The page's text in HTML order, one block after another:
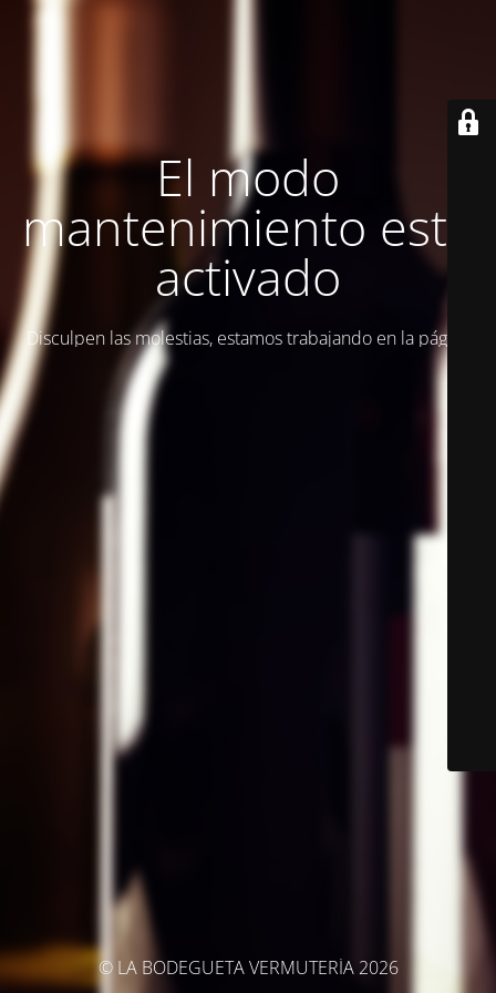
El modo
mantenimiento está
activado
Disculpen las molestias, estamos trabajando en la página
© LA BODEGUETA VERMUTERÍA 2026